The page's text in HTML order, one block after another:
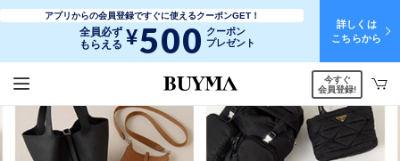
アプリからの会員登録ですぐに使えるクーポンGET！
全員必ず
もらえる ¥500 クーポン
プレゼント
詳しくは
こちらから
今すぐ
会員登録!